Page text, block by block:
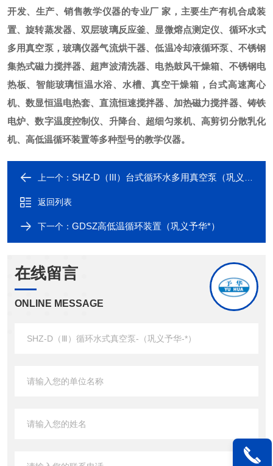
开发、生产、销售教学仪器的专业厂 家，主要生产有机合成装
置、旋转蒸发器、双层玻璃反应釜、显微熔点测定仪、循环水式
多用真空泵，玻璃仪器气流烘干器、低温冷却液循环泵、不锈钢
集热式磁力搅拌器、超声波清洗器、电热鼓风干燥箱、不锈钢电
热板、智能玻璃恒温水浴、水槽、真空干燥箱，台式高速离心
机、数显恒温电热套、直流恒速搅拌器、加热磁力搅拌器、铸铁
电炉、数字温度控制仪、升降台、超细匀浆机、高剪切分散乳化
机、高低温循环装置等多种型号的教学仪器。
上一个： SHZ-D（III）台式循环水多用真空泵（巩义予华*）
返回列表
下一个： GDSZ高低温循环装置（巩义予华*）
在线留言
ONLINE MESSAGE